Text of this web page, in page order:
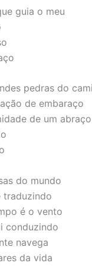
guia o meu
pedras do
de embaraço
de um abraço
do mundo
traduzindo
é o vento
conduzindo
navega
da vida